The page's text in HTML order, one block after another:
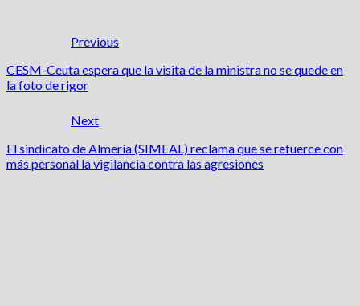
Previous
CESM-Ceuta espera que la visita de la ministra no se quede en
la foto de rigor
Next
El sindicato de Almería (SIMEAL) reclama que se refuerce con
más personal la vigilancia contra las agresiones